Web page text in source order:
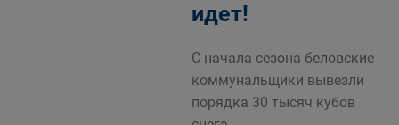
идет!
С начала сезона беловские
коммунальщики вывезли
порядка 30 тысяч кубов